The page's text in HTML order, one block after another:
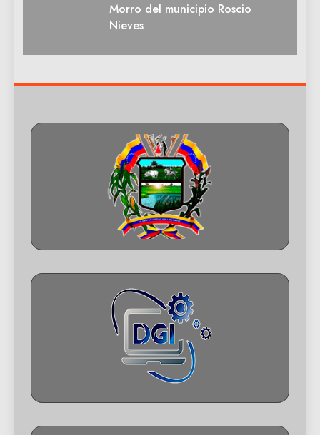
Morro del municipio Roscio
Nieves